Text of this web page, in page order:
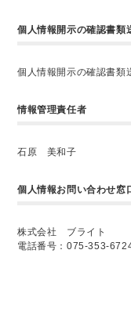
個人情報開示の確認書類
個人情報開示の確認書類
情報管理責任者
石原 美和子
個人情報お問い合わせ窓
株式会社 ブライト
電話番号：075-353-